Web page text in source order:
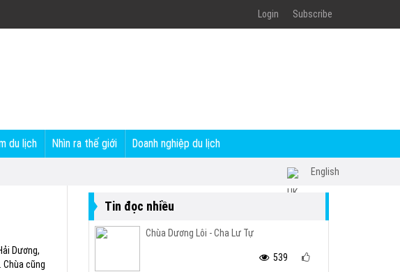
Login Subscribe
du lịch Nhìn ra thế giới Doanh nghiệp du lịch
English
Dương,
Chùa cũng
Tin đọc nhiều
Chùa Dương Lôi - Cha Lư Tự
539